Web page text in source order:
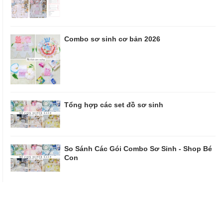
Combo sơ sinh cơ bản 2026
Tổng hợp các set đồ sơ sinh
So Sánh Các Gói Combo Sơ Sinh - Shop Bé
Con